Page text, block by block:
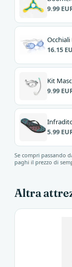
9.99
16.15
Kit
9.99
5.99
Se compri passando
paghi il prezzo di
Altra